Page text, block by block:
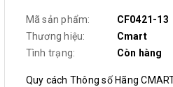
Mã sản phẩm:
CF0421-13
Thương hiệu:
Cmart
Tình trạng:
Còn hàng
Quy cách Thông số Hãng